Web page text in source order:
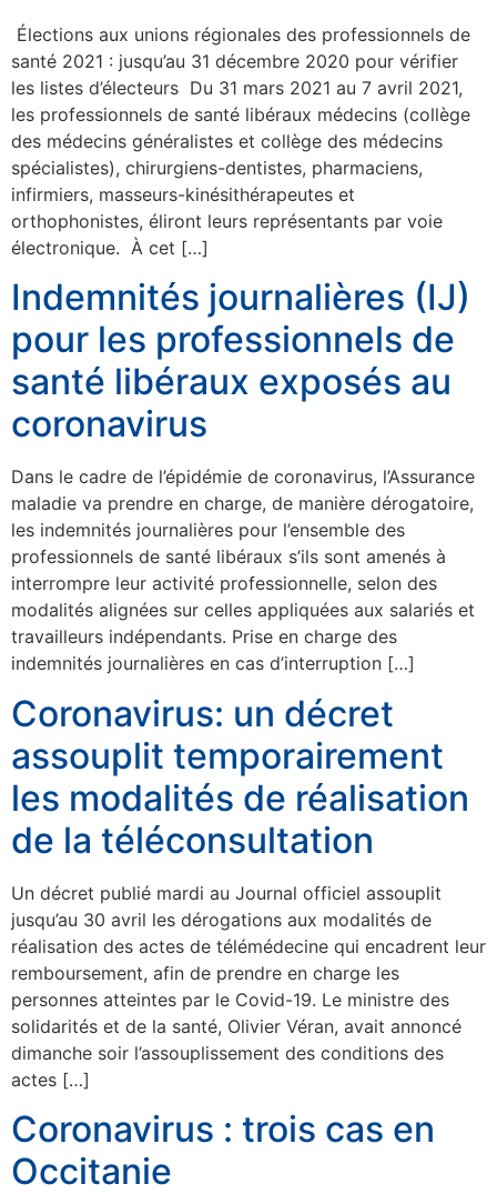
Élections aux unions régionales des professionnels de
santé 2021 : jusqu’au 31 décembre 2020 pour vérifier
les listes d’électeurs Du 31 mars 2021 au 7 avril 2021,
les professionnels de santé libéraux médecins (collège
des médecins généralistes et collège des médecins
spécialistes), chirurgiens-dentistes, pharmaciens,
infirmiers, masseurs-kinésithérapeutes et
orthophonistes, éliront leurs représentants par voie
électronique. À cet […]
Indemnités journalières (IJ)
pour les professionnels de
santé libéraux exposés au
coronavirus
Dans le cadre de l’épidémie de coronavirus, l’Assurance
maladie va prendre en charge, de manière dérogatoire,
les indemnités journalières pour l’ensemble des
professionnels de santé libéraux s’ils sont amenés à
interrompre leur activité professionnelle, selon des
modalités alignées sur celles appliquées aux salariés et
travailleurs indépendants. Prise en charge des
indemnités journalières en cas d’interruption […]
Coronavirus: un décret
assouplit temporairement
les modalités de réalisation
de la téléconsultation
Un décret publié mardi au Journal officiel assouplit
jusqu’au 30 avril les dérogations aux modalités de
réalisation des actes de télémédecine qui encadrent leur
remboursement, afin de prendre en charge les
personnes atteintes par le Covid-19. Le ministre des
solidarités et de la santé, Olivier Véran, avait annoncé
dimanche soir l’assouplissement des conditions des
actes […]
Coronavirus : trois cas en
Occitanie